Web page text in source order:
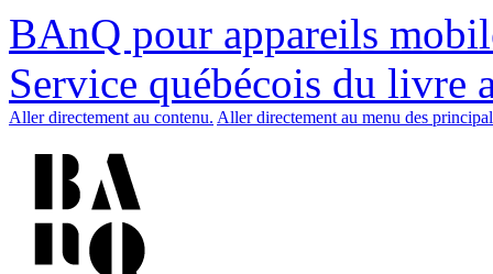
BAnQ pour appareils
Service québécois du livre
Aller directement au contenu. Aller directement au menu des